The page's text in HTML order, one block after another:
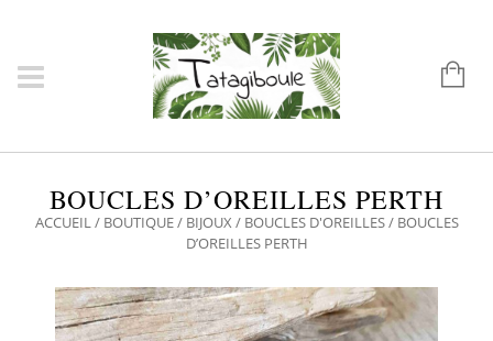
BOUCLES D’OREILLES PERTH
ACCUEIL/ BOUTIQUE/ BIJOUX / BOUCLES D'OREILLES/ BOUCLES
D’OREILLES PERTH